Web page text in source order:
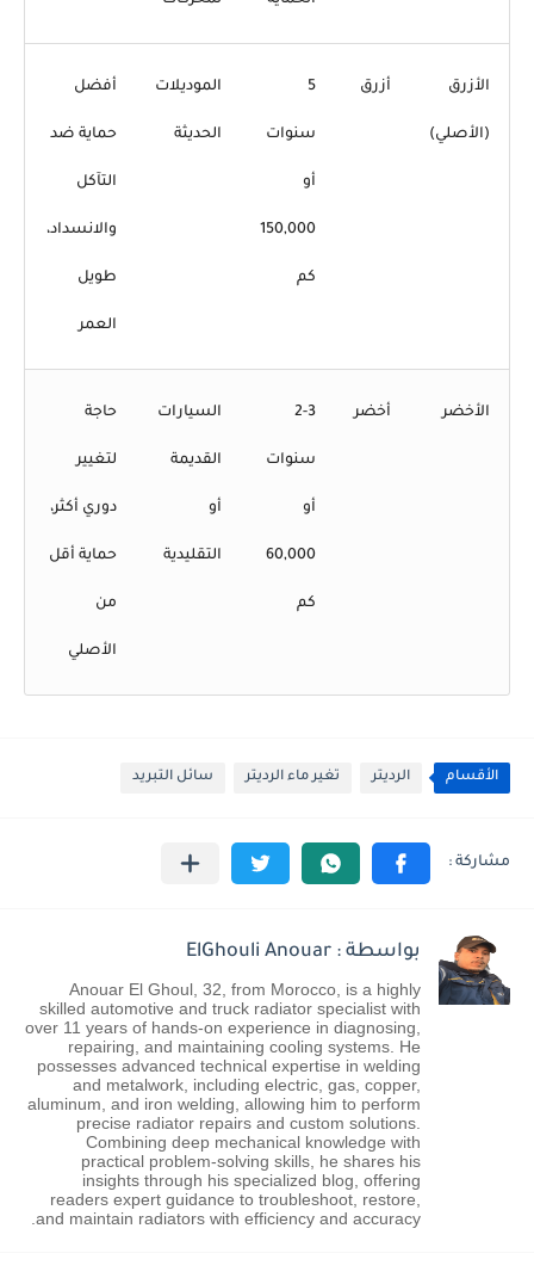
الأزرق
(الأصلي)
أزرق 5
سنوات
أو
150,000
كم
الموديلات
الحديثة
أفضل
حماية ضد
التآكل
والانسداد،
طويل
العمر
الأخضر أخضر 2-3
سنوات
أو
60,000
كم
السيارات
القديمة
أو
التقليدية
حاجة
لتغيير
دوري أكثر،
حماية أقل
من
الأصلي
الأقسام الرديتر تغير ماء الرديتر سائل التبريد
بواسطة : ElGhouli Anouar
Anouar El Ghoul, 32, from Morocco, is a highly
skilled automotive and truck radiator specialist with
over 11 years of hands-on experience in diagnosing,
repairing, and maintaining cooling systems. He
possesses advanced technical expertise in welding
and metalwork, including electric, gas, copper,
aluminum, and iron welding, allowing him to perform
precise radiator repairs and custom solutions.
Combining deep mechanical knowledge with
practical problem-solving skills, he shares his
insights through his specialized blog, offering
readers expert guidance to troubleshoot, restore,
and maintain radiators with efficiency and accuracy.